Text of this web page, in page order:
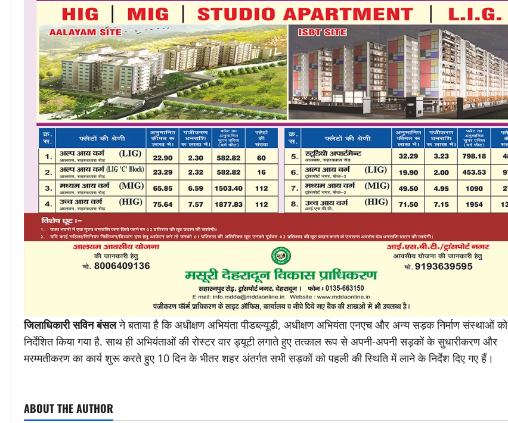
जिलाधिकारी सविन बंसलने बताया है कि अधीक्षण अभियंता पीडब्ल्यूडी, अधीक्षण अभियंता एनएच और अन्य सड़क निर्माण संस्थाओं को
निर्देशित किया गया है. साथ ही अभियंताओं की रोस्टर वार ड्यूटी लगाते हुए तत्काल रूप से अपनी-अपनी सड़कों के सुधारीकरण और
मरम्मतीकरण का कार्य शुरू करते हुए 10 दिन के भीतर शहर अंतर्गत सभी सड़कों को पहली की स्थिति में लाने के निर्देश दिए गए हैं।
ABOUT THE AUTHOR